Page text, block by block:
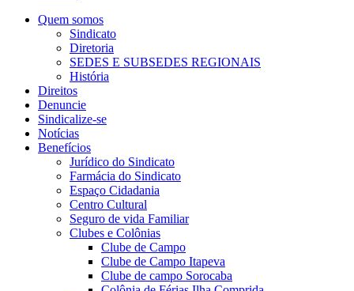
Quem somos
Sindicato
Diretoria
SEDES E SUBSEDES REGIONAIS
História
Direitos
Denuncie
Sindicalize-se
Notícias
Benefícios
Jurídico do Sindicato
Farmácia do Sindicato
Espaço Cidadania
Centro Cultural
Seguro de vida Familiar
Clubes e Colônias
Clube de Campo
Clube de Campo Itapeva
Clube de campo Sorocaba